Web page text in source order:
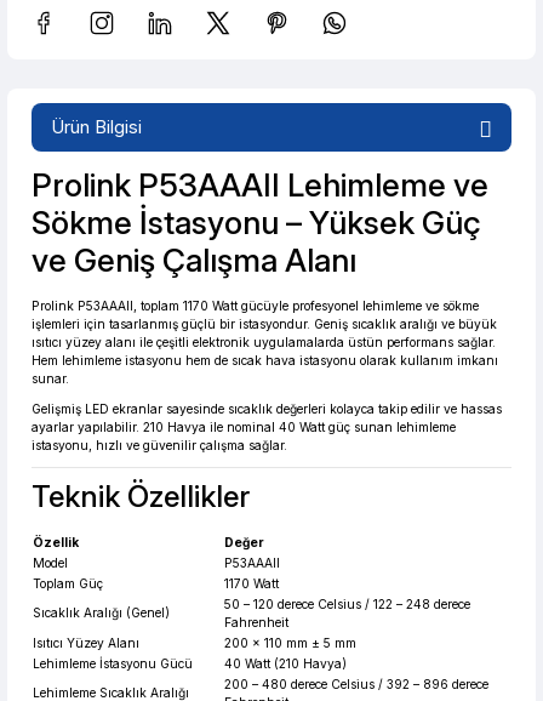
%2 İndirim Güvenilir Alışveriş
1.383,69 TL den başlayan taksitlerle! x 9 %2 İndirim
Ürün Bilgisi
Prolink P53AAAII Lehimleme ve
Sökme İstasyonu – Yüksek Güç
ve Geniş Çalışma Alanı
Prolink P53AAAII, toplam 1170 Watt gücüyle profesyonel lehimleme ve sökme
işlemleri için tasarlanmış güçlü bir istasyondur. Geniş sıcaklık aralığı ve büyük
ısıtıcı yüzey alanı ile çeşitli elektronik uygulamalarda üstün performans sağlar.
Hem lehimleme istasyonu hem de sıcak hava istasyonu olarak kullanım imkanı
sunar.
Gelişmiş LED ekranlar sayesinde sıcaklık değerleri kolayca takip edilir ve hassas
ayarlar yapılabilir. 210 Havya ile nominal 40 Watt güç sunan lehimleme
istasyonu, hızlı ve güvenilir çalışma sağlar.
Teknik Özellikler
Özellik
Değer
Model
P53AAAII
Toplam Güç
1170 Watt
Sıcaklık Aralığı (Genel)
50 – 120 derece Celsius / 122 – 248 derece
Fahrenheit
Isıtıcı Yüzey Alanı
200 × 110 mm ± 5 mm
Lehimleme İstasyonu Gücü
40 Watt (210 Havya)
Lehimleme Sıcaklık Aralığı
200 – 480 derece Celsius / 392 – 896 derece